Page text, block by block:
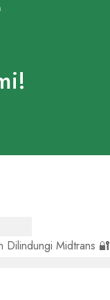
Dilindungi Midtrans 🔐